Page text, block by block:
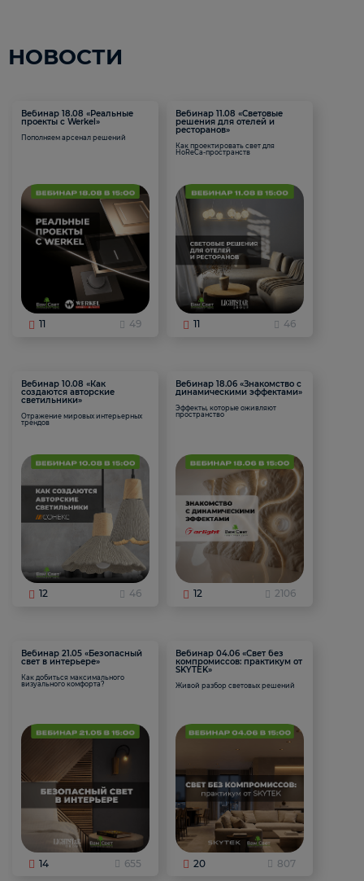
НОВОСТИ
Вебинар 18.08 «Реальные
проекты с Werkel»
Пополняем арсенал решений
11 49
Вебинар 11.08 «Световые
решения для отелей и
ресторанов»
Как проектировать свет для
HoReCa-пространств
11 46
Вебинар 10.08 «Как
создаются авторские
светильники»
Отражение мировых интерьерных
трендов
12 46
Вебинар 18.06 «Знакомство с
динамическими эффектами»
Эффекты, которые оживляют
пространство
12 2106
Вебинар 21.05 «Безопасный
свет в интерьере»
Как добиться максимального
визуального комфорта?
14 655
Вебинар 04.06 «Свет без
компромиссов: практикум от
SKYTEK»
Живой разбор световых решений
20 807